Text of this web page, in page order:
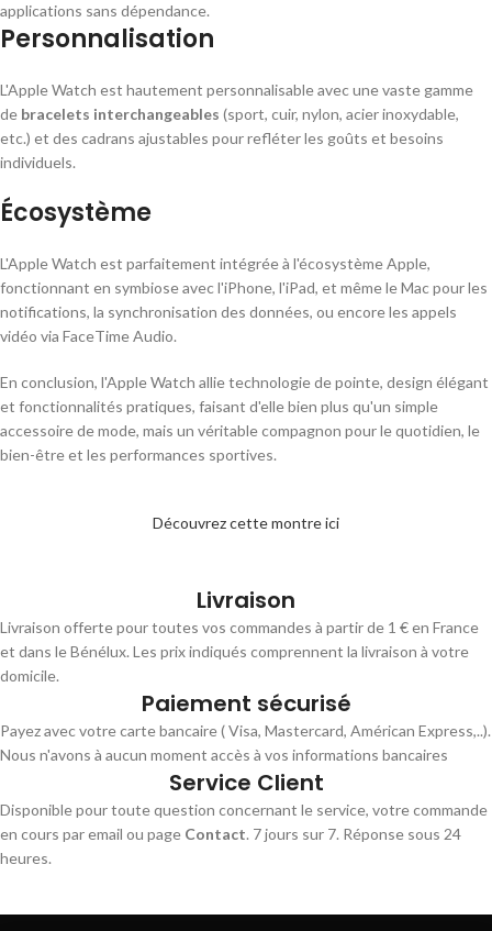
applications sans dépendance.
Personnalisation
L'Apple Watch est hautement personnalisable avec une vaste gamme
de bracelets interchangeables (sport, cuir, nylon, acier inoxydable,
etc.) et des cadrans ajustables pour refléter les goûts et besoins
individuels.
Écosystème
L'Apple Watch est parfaitement intégrée à l'écosystème Apple,
fonctionnant en symbiose avec l'iPhone, l'iPad, et même le Mac pour les
notifications, la synchronisation des données, ou encore les appels
vidéo via FaceTime Audio.
En conclusion, l'Apple Watch allie technologie de pointe, design élégant
et fonctionnalités pratiques, faisant d'elle bien plus qu'un simple
accessoire de mode, mais un véritable compagnon pour le quotidien, le
bien-être et les performances sportives.
Découvrez cette montre ici
Livraison
Livraison offerte pour toutes vos commandes à partir de 1 € en France
et dans le Bénélux. Les prix indiqués comprennent la livraison à votre
domicile.
Paiement sécurisé
Payez avec votre carte bancaire ( Visa, Mastercard, Américan Express,..).
Nous n'avons à aucun moment accès à vos informations bancaires
Service Client
Disponible pour toute question concernant le service, votre commande
en cours par email ou page Contact. 7 jours sur 7. Réponse sous 24
heures.